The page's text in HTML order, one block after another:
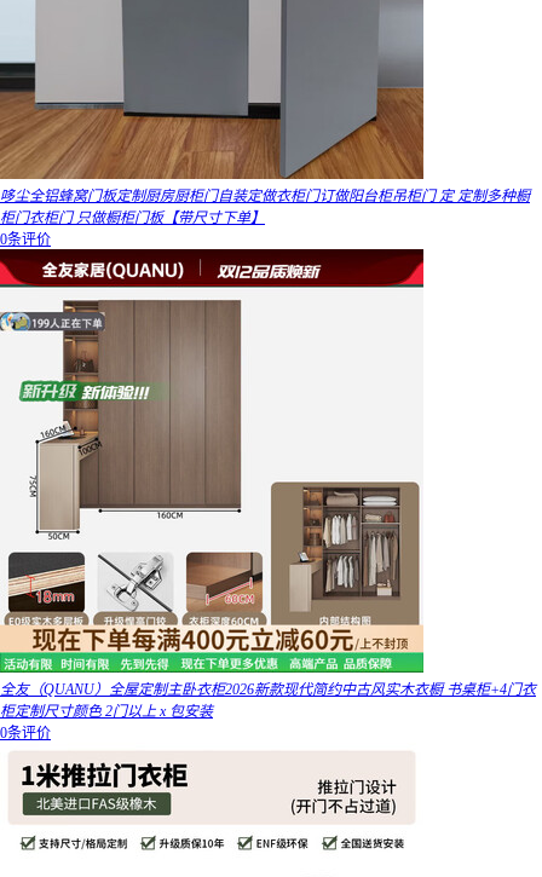
哆尘全铝蜂窝门板定制厨房厨柜门自装定做衣柜门订做阳台柜吊柜门 定 定制多种橱
柜门衣柜门 只做橱柜门板【带尺寸下单】
0条评价
全友（QUANU）全屋定制主卧衣柜2026新款现代简约中古风实木衣橱 书桌柜+4门衣
柜定制尺寸颜色 2门以上 x 包安装
0条评价